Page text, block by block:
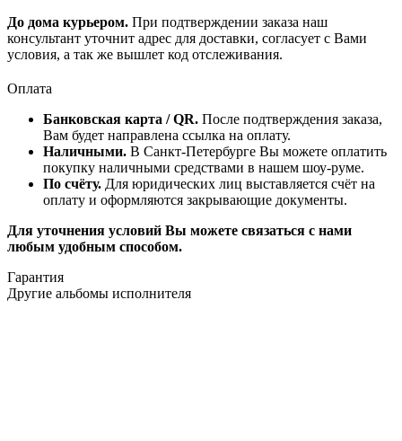
До дома курьером. При подтверждении заказа наш
консультант уточнит адрес для доставки, согласует с Вами
условия, а так же вышлет код отслеживания.
Оплата
Банковская карта / QR. После подтверждения заказа,
Вам будет направлена ссылка на оплату.
Наличными. В Санкт-Петербурге Вы можете оплатить
покупку наличными средствами в нашем шоу-руме.
По счёту. Для юридических лиц выставляется счёт на
оплату и оформляются закрывающие документы.
Для уточнения условий Вы можете связаться с нами
любым удобным способом.
Гарантия
Другие альбомы исполнителя